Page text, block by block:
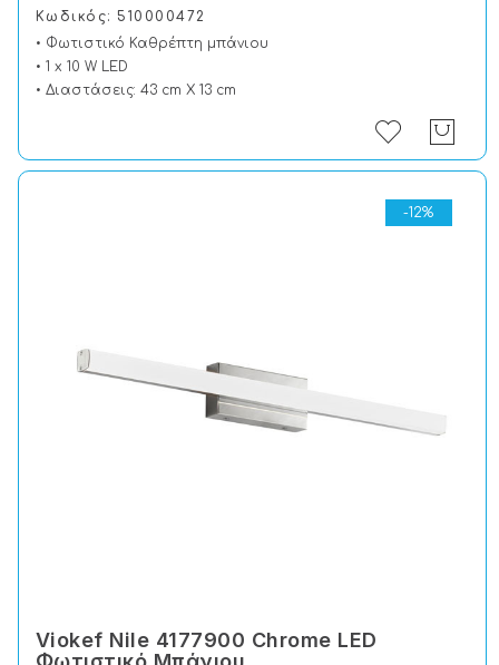
Κωδικός: 510000472
• Φωτιστικό Καθρέπτη μπάνιου
• 1 x 10 W LED
• Διαστάσεις: 43 cm X 13 cm
-12%
Viokef Nile 4177900 Chrome LED